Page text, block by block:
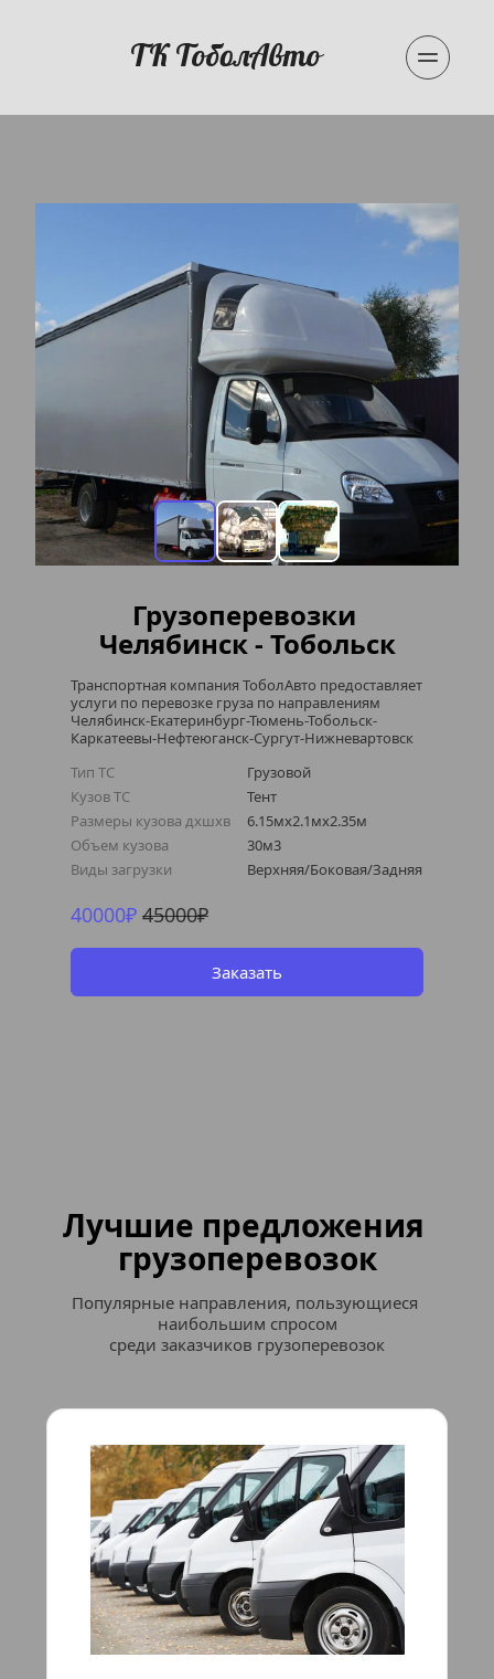
ТК ТоболАвто
Грузоперевозки
Челябинск - Тобольск
Транспортная компания ТоболАвто предоставляет
услуги по перевозке груза по направлениям
Челябинск-Екатеринбург-Тюмень-Тобольск-
Каркатеевы-Нефтеюганск-Сургут-Нижневартовск
Тип ТС
Грузовой
Кузов ТС
Тент
Размеры кузова дхшхв
6.15мх2.1мх2.35м
Объем кузова
30м3
Виды загрузки
40000₽ 45000₽
Заказать
Лучшие предложения
грузоперевозок
Популярные направления, пользующиеся
наибольшим спросом
среди заказчиков грузоперевозок